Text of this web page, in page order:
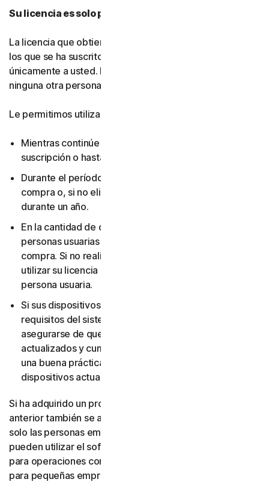
Su licencia es solo para usted:
La licencia que obtiene para el software y los servicios a
los que se ha suscrito le pertenece a usted, y
únicamente a usted. No puede transferir esa licencia a
ninguna otra persona.
Le permitimos utilizar su licencia:
Mientras continúe pagando las tarifas aplicables a su
suscripción o hasta que la suscripción finalice.
Durante el período que haya elegido al realizar la
compra o, si no eligió una duración de suscripción,
durante un año.
En la cantidad de dispositivos y para la cantidad de
personas usuarias que haya elegido al realizar la
compra. Si no realizó ninguna elección, solo puede
utilizar su licencia en un dispositivo y para una sola
persona usuaria.
Si sus dispositivos y sistemas operativos cumplen los
requisitos del sistema. Es su responsabilidad
asegurarse de que sus dispositivos se mantengan
actualizados y cumplan dichos requisitos. (También es
una buena práctica de seguridad mantener sus
dispositivos actualizados).
Si ha adquirido un producto para pequeñas empresas, lo
anterior también se aplica. La única diferencia es que
solo las personas empleadas por la pequeña empresa
pueden utilizar el software y los servicios, y únicamente
para operaciones comerciales internas. Nuestras ofertas
para pequeñas empresas se conceden bajo licencia